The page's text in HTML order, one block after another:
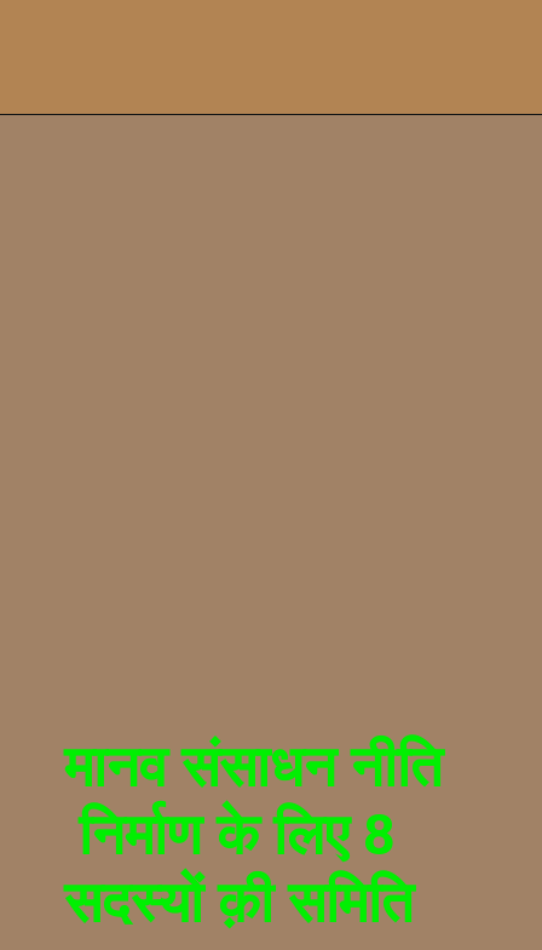
मानव संसाधन नीति
निर्माण के लिए 8
सदस्यों क़ी समिति